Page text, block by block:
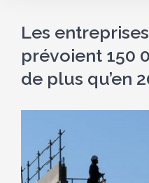
Les
prévoient 150
de plus qu’en
l'image
agrandie